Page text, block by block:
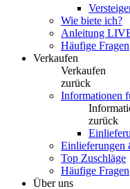
Wie biete ich?
Anleitung
Häufige Fragen
Verkaufen
Verkaufen
zurück
Informationen
zurück
Einlieferungen
Top Zuschläge
Häufige Fragen
Über uns